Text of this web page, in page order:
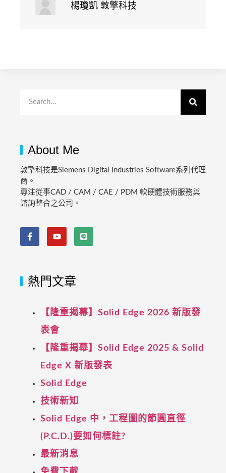
楊瓊凱 敦擎科技
About Me
敦擎科技是Siemens Digital Industries Software系列代理
商。
專注從事CAD / CAM / CAE / PDM 軟硬體技術服務與
諮詢整合之公司。
熱門文章
【隆重揭幕】Solid Edge 2026 新版發
表會
【隆重揭幕】Solid Edge 2025 & Solid
Edge X 新版發表
Solid Edge
技術新知
Solid Edge 中，工程圖的節圓直徑
(P.C.D.)要如何標註?
最新消息